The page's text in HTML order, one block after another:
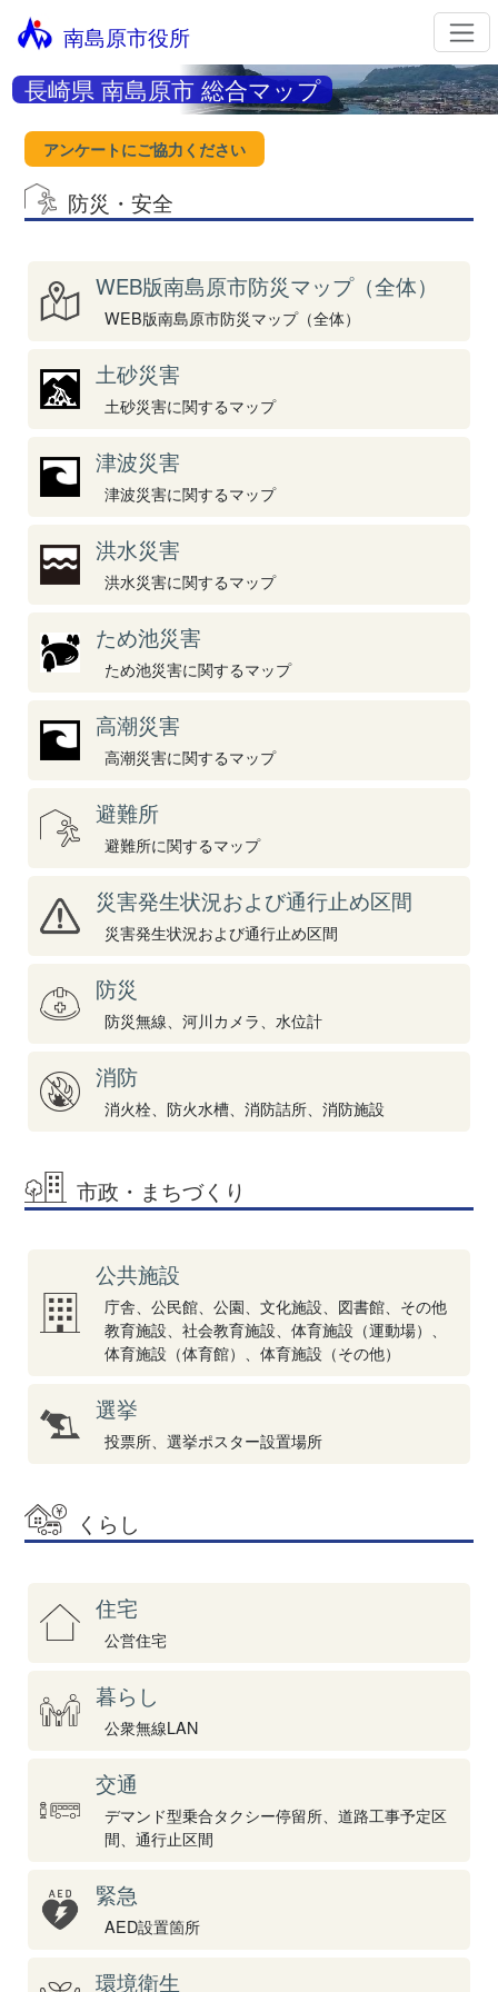
南島原市役所
長崎県 南島原市 総合マップ
アンケートにご協力ください
防災・安全
WEB版南島原市防災マップ（全体）
WEB版南島原市防災マップ（全体）
土砂災害
土砂災害に関するマップ
津波災害
津波災害に関するマップ
洪水災害
洪水災害に関するマップ
ため池災害
ため池災害に関するマップ
高潮災害
高潮災害に関するマップ
避難所
避難所に関するマップ
災害発生状況および通行止め区間
災害発生状況および通行止め区間
防災
防災無線、河川カメラ、水位計
消防
消火栓、防火水槽、消防詰所、消防施設
市政・まちづくり
公共施設
庁舎、公民館、公園、文化施設、図書館、その他
教育施設、社会教育施設、体育施設（運動場）、
体育施設（体育館）、体育施設（その他）
選挙
投票所、選挙ポスター設置場所
くらし
住宅
公営住宅
暮らし
公衆無線LAN
交通
デマンド型乗合タクシー停留所、道路工事予定区
間、通行止区間
緊急
AED設置箇所
環境衛生